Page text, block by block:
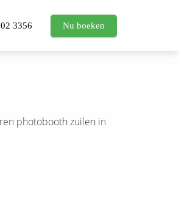
3356 Nu boeken
photobooth zuilen in